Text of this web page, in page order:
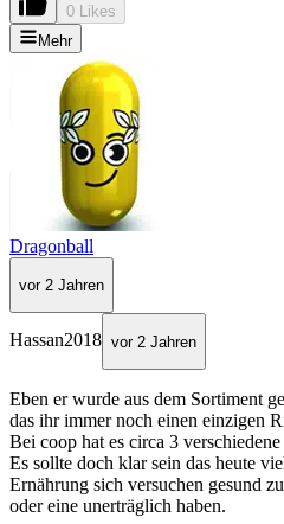
0 Likes
Mehr
Dragonball
vor 2 Jahren
Hassan2018 vor 2 Jahren
Eben er wurde aus dem Sortiment
das ihr immer noch einen einzigen
Bei coop hat es circa 3
Es sollte doch klar sein das heute
Ernährung sich versuchen gesund
oder eine unerträglich haben.